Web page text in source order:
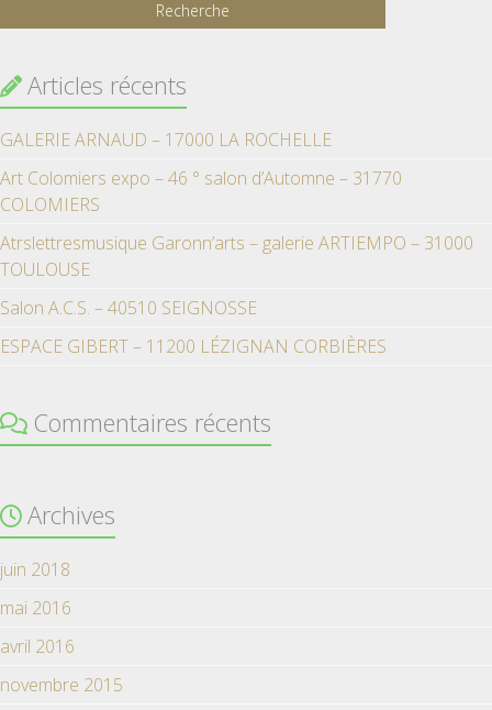
Articles récents
GALERIE ARNAUD – 17000 LA ROCHELLE
Art Colomiers expo – 46 ° salon d’Automne – 31770
COLOMIERS
Atrslettresmusique Garonn’arts – galerie ARTIEMPO – 31000
TOULOUSE
Salon A.C.S. – 40510 SEIGNOSSE
ESPACE GIBERT – 11200 LÉZIGNAN CORBIÈRES
Commentaires récents
Archives
juin 2018
mai 2016
avril 2016
novembre 2015